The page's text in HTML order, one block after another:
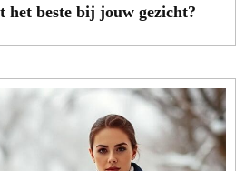
het beste bij jouw gezicht?